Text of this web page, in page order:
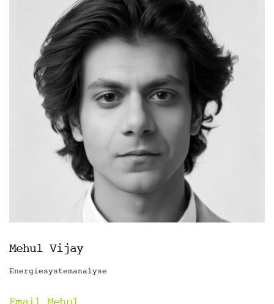
Mehul Vijay
Energiesystemanalyse